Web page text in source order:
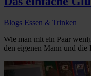
Blogs Essen & Trinken
Wie man mit ein Paar
den eigenen Mann und